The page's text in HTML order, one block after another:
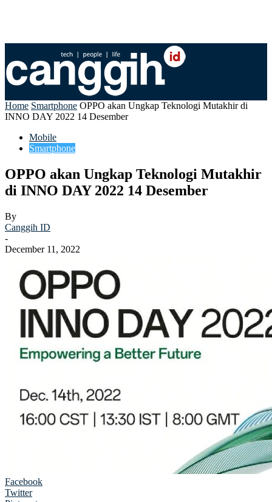
Home Smartphone OPPO akan Ungkap Teknologi Mutakhir di
INNO DAY 2022 14 Desember
Mobile
Smartphone
OPPO akan Ungkap Teknologi Mutakhir
di INNO DAY 2022 14 Desember
By
Canggih ID
-
December 11, 2022
Facebook
Twitter